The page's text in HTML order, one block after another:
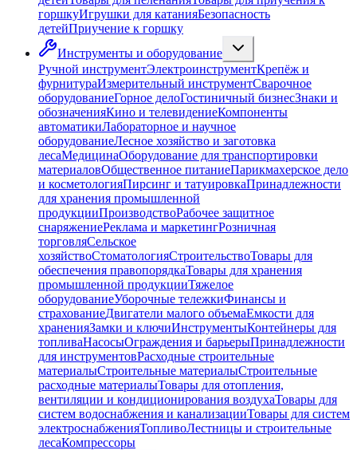
горшкуИгрушки для катанияБезопасность
детейПриучение к горшку
Инструменты и оборудование
Ручной инструментЭлектроинструментКрепёж и
фурнитураИзмерительный инструментСварочное
оборудованиеГорное делоГостиничный бизнесЗнаки и
обозначенияКино и телевидениеКомпоненты
автоматикиЛабораторное и научное
оборудованиеЛесное хозяйство и заготовка
лесаМедицинаОборудование для транспортировки
материаловОбщественное питаниеПарикмахерское дело
и косметологияПирсинг и татуировкаПринадлежности
для хранения промышленной
продукцииПроизводствоРабочее защитное
снаряжениеРеклама и маркетингРозничная
торговляСельское
хозяйствоСтоматологияСтроительствоТовары для
обеспечения правопорядкаТовары для хранения
промышленной продукцииТяжелое
оборудованиеУборочные тележкиФинансы и
страхованиеДвигатели малого объемаЕмкости для
храненияЗамки и ключиИнструментыКонтейнеры для
топливаНасосыОграждения и барьерыПринадлежности
для инструментовРасходные строительные
материалыСтроительные материалыСтроительные
расходные материалыТовары для отопления,
вентиляции и кондиционирования воздухаТовары для
систем водоснабжения и канализацииТовары для систем
электроснабженияТопливоЛестницы и строительные
лесаКомпрессоры